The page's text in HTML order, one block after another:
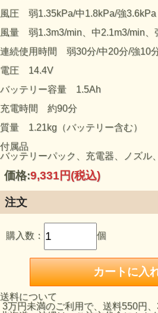
風圧 弱1.35kPa/中1.8kPa/強3.6kPa
風量 弱1.3m3/min、中2.1m3/min、
連続使用時間 弱30分/中20分/強10
電圧 14.4V
バッテリー容量 1.5Ah
充電時間 約90分
質量 1.21kg（バッテリー含む）
付属品
バッテリーパック、充電器、ノズル
価格:9,331円(税込)
注文
購入数： 個
送料について
3万円未満のご利用で、送料550円